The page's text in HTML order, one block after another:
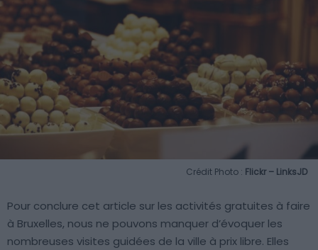
Crédit Photo : Flickr – LinksJD
Pour conclure cet article sur les activités gratuites à faire
à Bruxelles, nous ne pouvons manquer d’évoquer les
nombreuses visites guidées de la ville à prix libre. Elles